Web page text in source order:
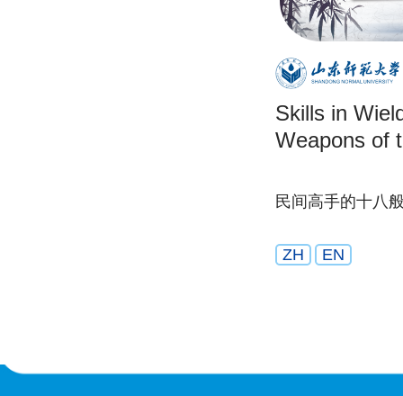
Skills in
Weapons of
民间高手的十八
ZH EN